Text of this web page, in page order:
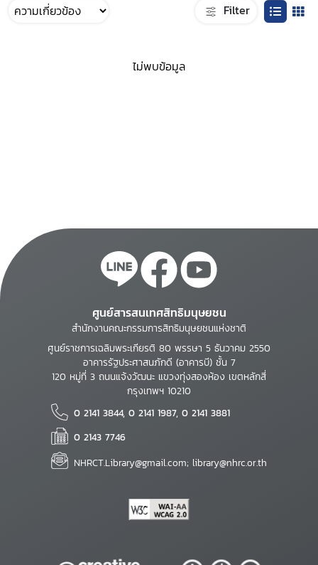
Filter
ไม่พบข้อมูล
ศูนย์สารสนเทศสิทธิมนุษยชน
สำนักงานคณะกรรมการสิทธิมนุษยชนแห่งชาติ
ศูนย์ราชการเฉลิมพระเกียรติ 80 พรรษา 5 ธันวาคม 2550
อาคารรัฐประศาสนภักดี (อาคารบี) ชั้น 7
120 หมู่ที่ 3 ถนนแจ้งวัฒนะ แขวงทุ่งสองห้อง เขตหลักสี่
กรุงเทพฯ 10210
0 2141 3844, 0 2141 1987, 0 2141 3881
0 2143 7746
NHRCT.Library@gmail.com; library@nhrc.or.th